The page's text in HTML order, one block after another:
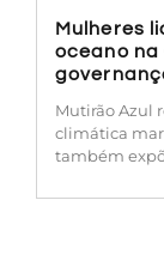
Mulheres
oceano na
Mutirão Azul
climática
também